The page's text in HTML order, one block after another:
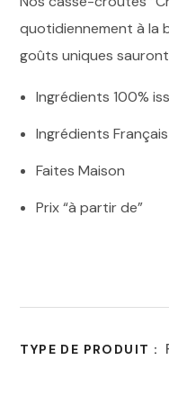
quotidiennement à la
goûts uniques
Ingrédients 100%
Ingrédients
Faites Maison
Prix “à partir de”
TYPE DE PRODUIT :